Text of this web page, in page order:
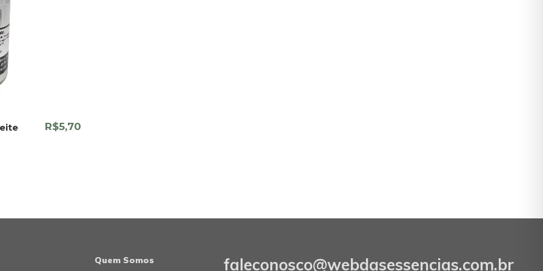
R$5,70
Quem Somos faleconosco@webdasessencias.com.br